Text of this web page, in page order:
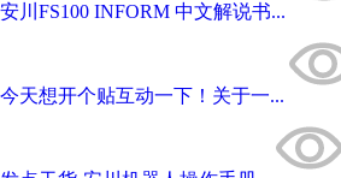
安川FS100 INFORM 中文解说书...
今天想开个贴互动一下！关于一...